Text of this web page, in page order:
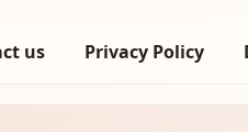
us Privacy Policy